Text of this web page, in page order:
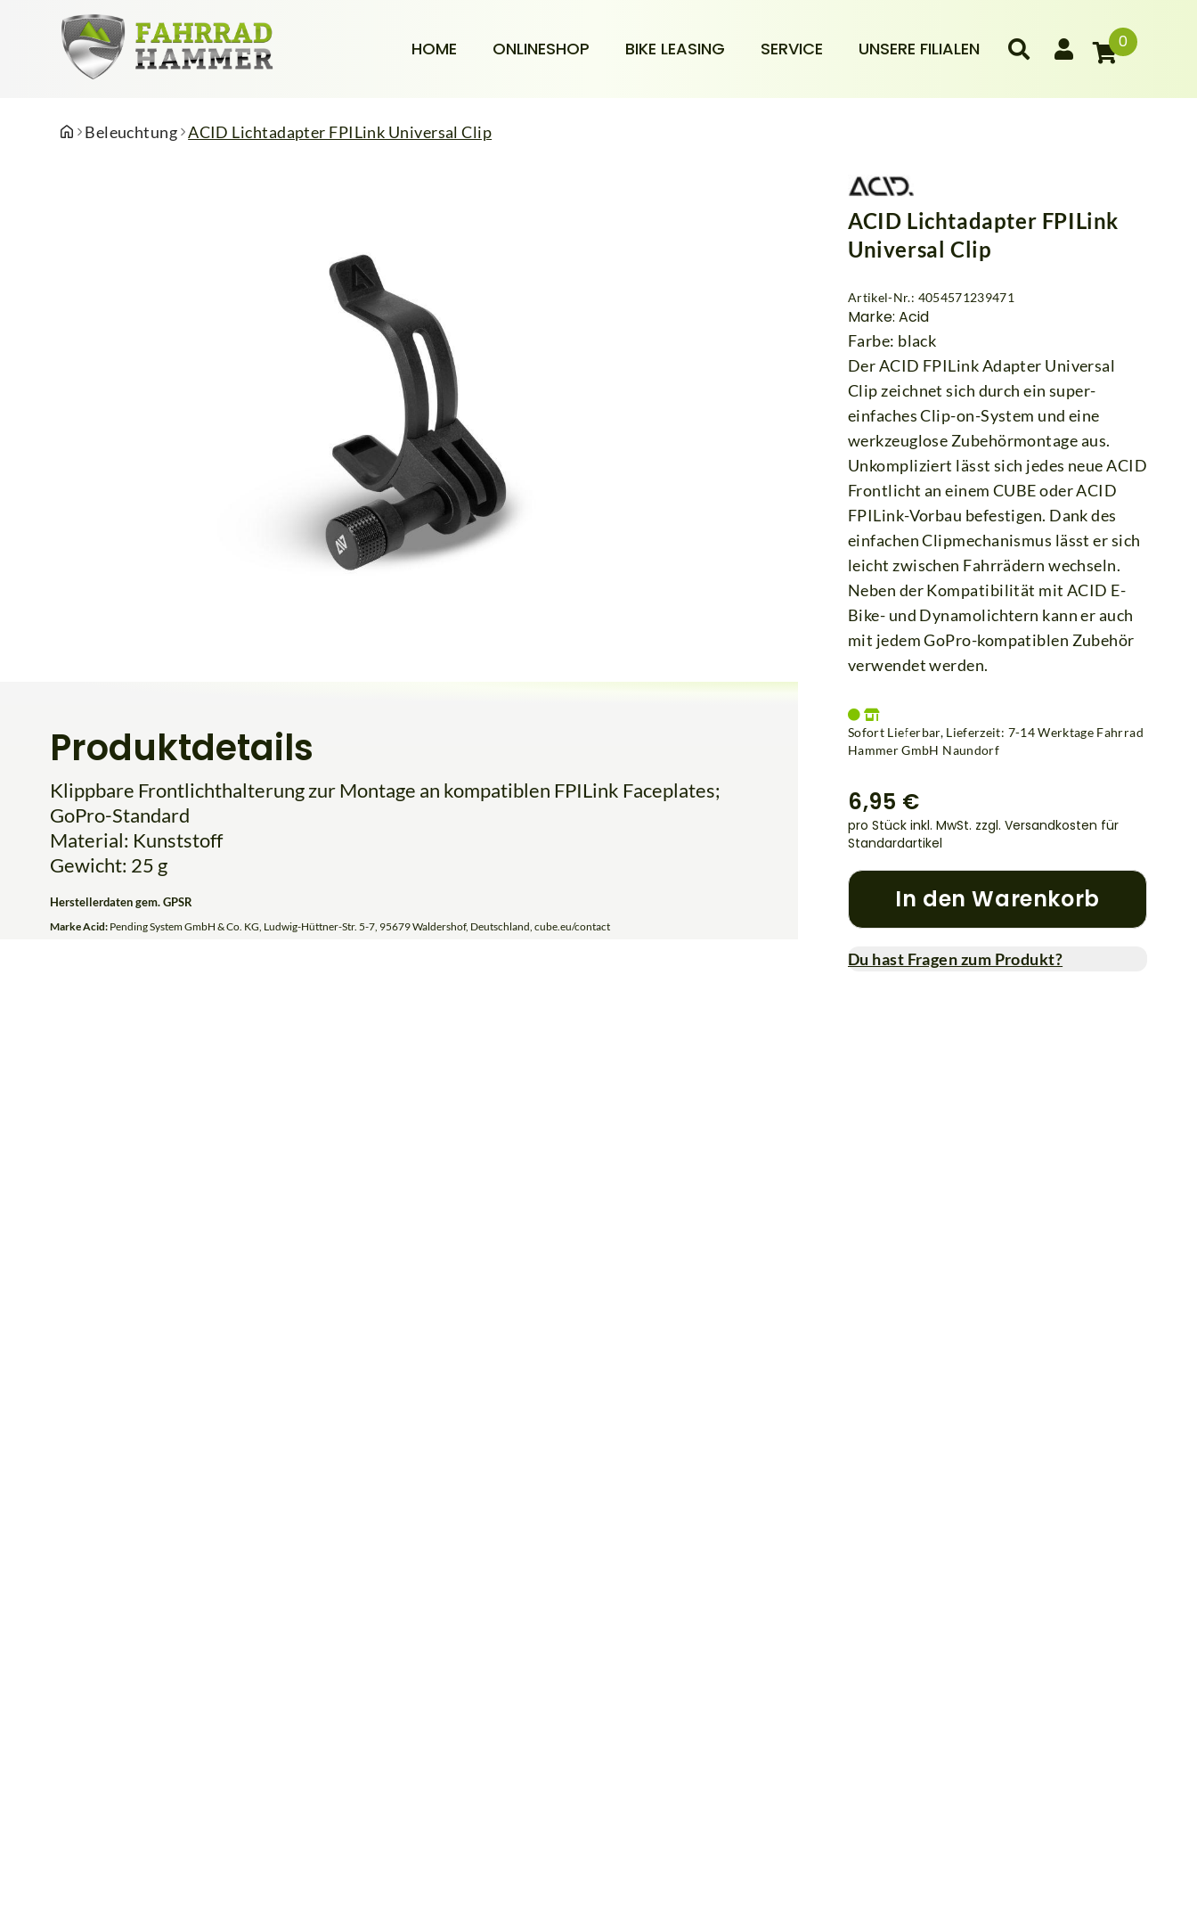
HOME ONLINESHOP BIKE LEASING SERVICE UNSERE FILIALEN 0
Beleuchtung ACID Lichtadapter FPILink Universal Clip
Produktdetails
Klippbare Frontlichthalterung zur Montage an kompatiblen FPILink Faceplates;
GoPro-Standard
Material: Kunststoff
Gewicht: 25 g
Herstellerdaten gem. GPSR
Marke Acid: Pending System GmbH & Co. KG, Ludwig-Hüttner-Str. 5-7, 95679 Waldershof, Deutschland, cube.eu/contact
ACID Lichtadapter FPILink
Universal Clip
Artikel-Nr.: 4054571239471
Marke: Acid
Farbe: black
Der ACID FPILink Adapter Universal
Clip zeichnet sich durch ein super-
einfaches Clip-on-System und eine
werkzeuglose Zubehörmontage aus.
Unkompliziert lässt sich jedes neue ACID
Frontlicht an einem CUBE oder ACID
FPILink-Vorbau befestigen. Dank des
einfachen Clipmechanismus lässt er sich
leicht zwischen Fahrrädern wechseln.
Neben der Kompatibilität mit ACID E-
Bike- und Dynamolichtern kann er auch
mit jedem GoPro-kompatiblen Zubehör
verwendet werden.
Sofort Lieferbar, Lieferzeit: 7-14 Werktage Fahrrad
Hammer GmbH Naundorf
6,95 €
pro Stück inkl. MwSt. zzgl. Versandkosten für
Standardartikel
In den Warenkorb
Du hast Fragen zum Produkt?